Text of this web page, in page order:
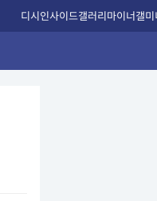
디시인사이드갤러리마이너갤